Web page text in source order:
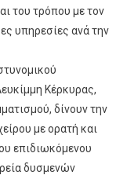
του τρόπου με τον
υπηρεσίες ανά την
Κέρκυρας,
δίνουν την
με ορατή και
επιδιωκόμενου
δυσμενών